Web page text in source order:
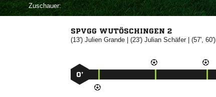
Zuschauer:
SPVGG WUTÖSCHINGEN 2
(13') | (23') | (57', 60')
0’